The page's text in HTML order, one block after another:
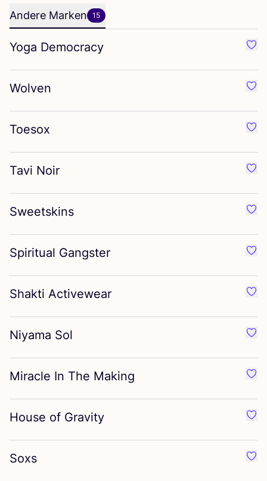
Andere Marken 15
Yoga Democracy
Wolven
Toesox
Tavi Noir
Sweetskins
Spiritual Gangster
Shakti Activewear
Niyama Sol
Miracle In The Making
House of Gravity
Soxs